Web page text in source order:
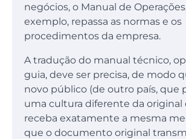
negócios, o Manual de
exemplo, repassa as normas e os
procedimentos da empresa.
A tradução do manual técnico,
guia, deve ser precisa, de modo
novo público (de outro país, que
uma cultura diferente da original
receba exatamente a mesma
que o documento original